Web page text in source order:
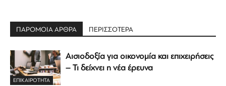
ΠΑΡΟΜΟΙΑ ΑΡΘΡΑ ΠΕΡΙΣΣΟΤΕΡΑ
ΕΠΙΚΑΙΡΟΤΗΤΑ
Αισιοδοξία για οικονομία και επιχειρήσεις
– Τι δείχνει η νέα έρευνα